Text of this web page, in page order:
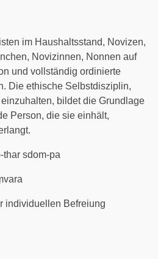
im Haushaltsstand, Novizen,
Novizinnen, Nonnen auf
und vollständig ordinierte
Die ethische Selbstdisziplin,
bildet die Grundlage
Person, die sie einhält,
thar sdom-pa
individuellen Befreiung